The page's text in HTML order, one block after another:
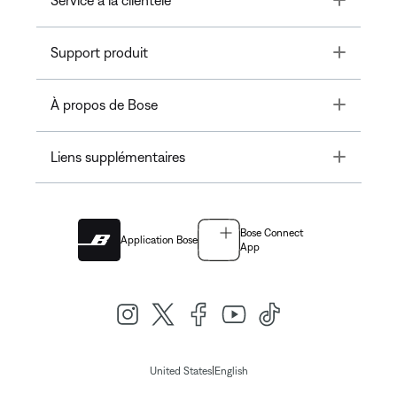
Support produit Toggle
À propos de Bose Toggle
Liens supplémentaires Toggle
Application Bose
Bose Connect
App
United States| English